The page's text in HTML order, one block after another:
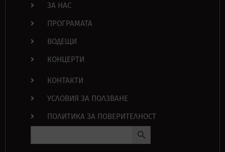
ЗА НАС
ПРОГРАМАТА
ВОДЕЩИ
КОНЦЕРТИ
КОНТАКТИ
УСЛОВИЯ ЗА ПОЛЗВАНЕ
ПОЛИТИКА ЗА ПОВЕРИТЕЛНОСТ
Search
Search Button